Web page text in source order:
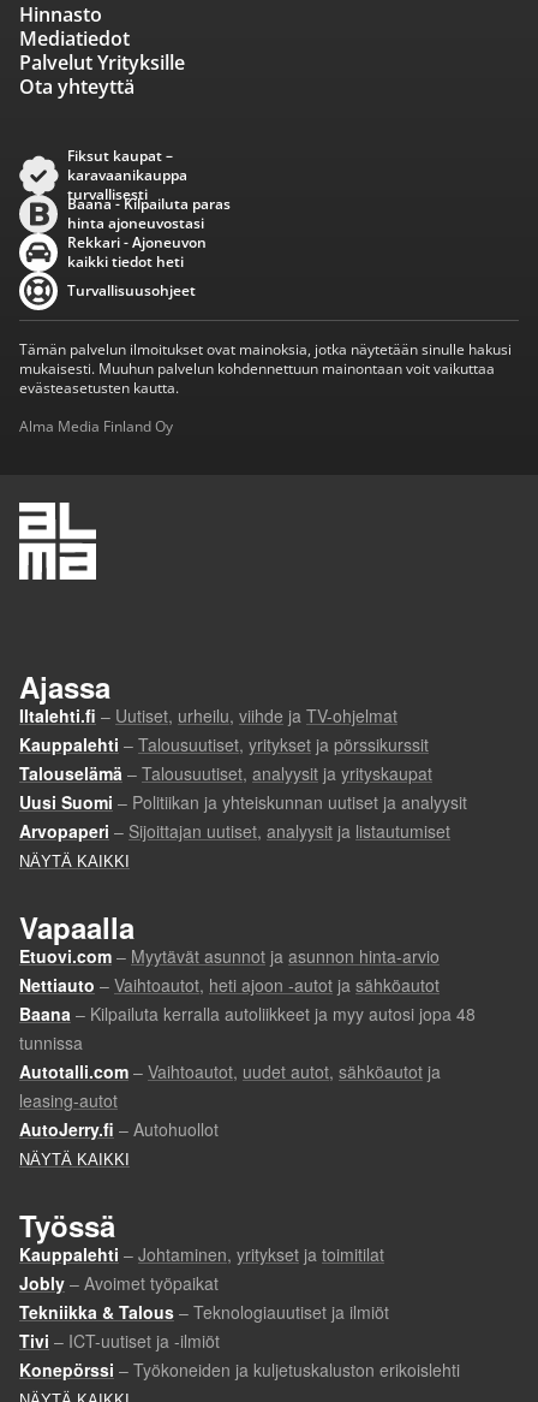
Hinnasto
Mediatiedot
Palvelut Yrityksille
Ota yhteyttä
Fiksut kaupat –
karavaanikauppa
turvallisesti
Baana - Kilpailuta paras
hinta ajoneuvostasi
Rekkari - Ajoneuvon
kaikki tiedot heti
Turvallisuusohjeet
Tämän palvelun ilmoitukset ovat mainoksia, jotka näytetään sinulle hakusi
mukaisesti. Muuhun palvelun kohdennettuun mainontaan voit vaikuttaa
evästeasetusten kautta.
Alma Media Finland Oy